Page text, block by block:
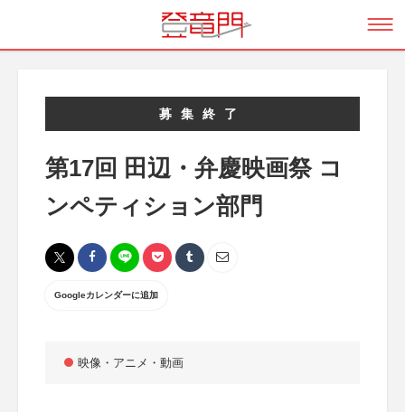
募集終了
第17回 田辺・弁慶映画祭 コ
ンペティション部門
Googleカレンダーに追加
映像・アニメ・動画